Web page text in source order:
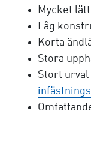
Mycket
Låg
Korta
Stora
Stort urval